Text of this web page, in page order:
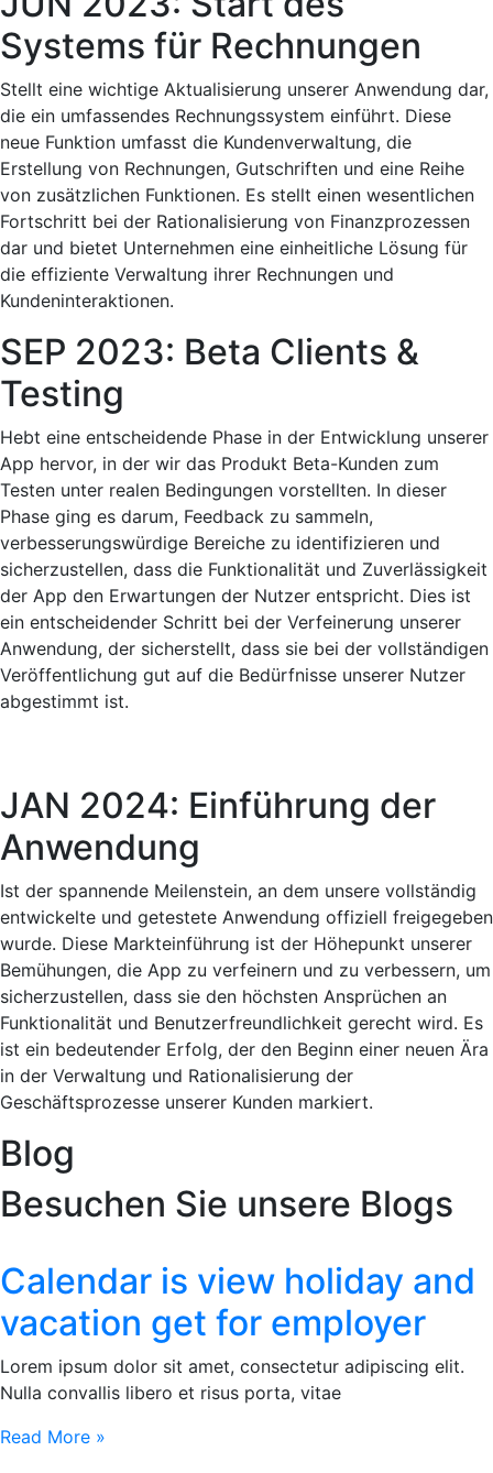
Systems für Rechnungen
Stellt eine wichtige Aktualisierung unserer Anwendung dar,
die ein umfassendes Rechnungssystem einführt. Diese
neue Funktion umfasst die Kundenverwaltung, die
Erstellung von Rechnungen, Gutschriften und eine Reihe
von zusätzlichen Funktionen. Es stellt einen wesentlichen
Fortschritt bei der Rationalisierung von Finanzprozessen
dar und bietet Unternehmen eine einheitliche Lösung für
die effiziente Verwaltung ihrer Rechnungen und
Kundeninteraktionen.
SEP 2023: Beta Clients &
Testing
Hebt eine entscheidende Phase in der Entwicklung unserer
App hervor, in der wir das Produkt Beta-Kunden zum
Testen unter realen Bedingungen vorstellten. In dieser
Phase ging es darum, Feedback zu sammeln,
verbesserungswürdige Bereiche zu identifizieren und
sicherzustellen, dass die Funktionalität und Zuverlässigkeit
der App den Erwartungen der Nutzer entspricht. Dies ist
ein entscheidender Schritt bei der Verfeinerung unserer
Anwendung, der sicherstellt, dass sie bei der vollständigen
Veröffentlichung gut auf die Bedürfnisse unserer Nutzer
abgestimmt ist.
JAN 2024: Einführung der
Anwendung
Ist der spannende Meilenstein, an dem unsere vollständig
entwickelte und getestete Anwendung offiziell freigegeben
wurde. Diese Markteinführung ist der Höhepunkt unserer
Bemühungen, die App zu verfeinern und zu verbessern, um
sicherzustellen, dass sie den höchsten Ansprüchen an
Funktionalität und Benutzerfreundlichkeit gerecht wird. Es
ist ein bedeutender Erfolg, der den Beginn einer neuen Ära
in der Verwaltung und Rationalisierung der
Geschäftsprozesse unserer Kunden markiert.
Blog
Besuchen Sie unsere Blogs
Calendar is view holiday and
vacation get for employer
Lorem ipsum dolor sit amet, consectetur adipiscing elit.
Nulla convallis libero et risus porta, vitae
Read More »